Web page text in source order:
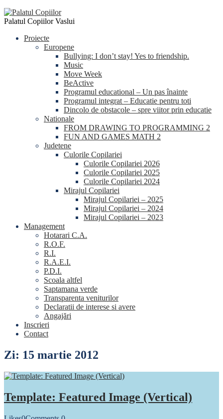
Palatul Copiilor Vaslui
Proiecte
Europene
Bullying: I don’t stay! Yes to friendship.
Music
Move Week
BeActive
Programul educational – Un pas înainte
Programul integrat – Educatie pentru toti
Dincolo de obstacole – spre viitor prin educatie
Nationale
FROM DRAWING TO PROGRAMMING 2
FUN AND GAMES MATH 2
Judetene
Culorile Copilariei
Culorile Copilariei 2026
Culorile Copilariei 2025
Culorile Copilariei 2024
Mirajul Copilariei
Mirajul Copilariei – 2025
Mirajul Copilariei – 2024
Mirajul Copilariei – 2023
Management
Hotarari C.A.
R.O.F.
R.I.
R.A.E.I.
P.D.I.
Scoala altfel
Saptamana verde
Transparenta veniturilor
Declaratii de interese si avere
Angajări
Inscrieri
Contact
Zi: 15 martie 2012
Template: Featured Image (Vertical)